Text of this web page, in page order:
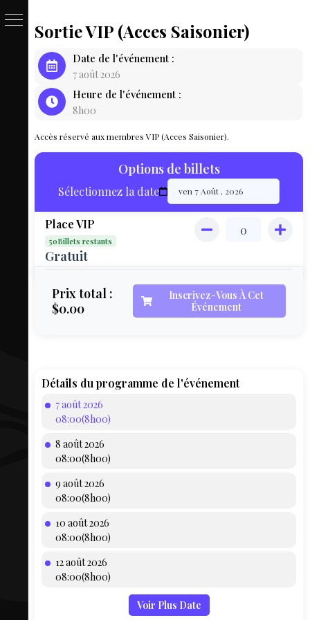
PASSE
BILLET
LIVE
MAP
MON
COMPTE
AEQ
Sortie VIP (Acces Saisonier)
Date de l'événement :
7 août 2026
Heure de l'événement :
8h00
Accès réservé aux membres VIP (Acces Saisonier).
Options de billets
Sélectionnez la date
Place VIP
50Billets restants
Gratuit
Prix total :
$0.00
Inscrivez-Vous À Cet
Événement
Détails du programme de l'événement
7 août 2026
08:00(8h00)
8 août 2026
08:00(8h00)
9 août 2026
08:00(8h00)
10 août 2026
08:00(8h00)
12 août 2026
08:00(8h00)
Voir Plus Date